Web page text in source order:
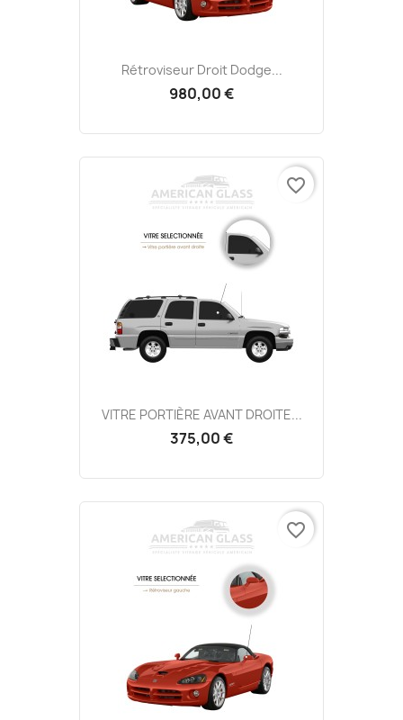
Rétroviseur Droit Dodge...
980,00 €
VITRE PORTIÈRE AVANT DROITE...
375,00 €
favorite_border
favorite_border